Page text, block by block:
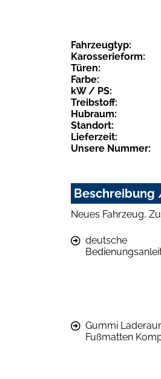
Fahrzeugtyp:
Karosserieform:
Türen:
Farbe:
kW / PS:
Treibstoff:
Hubraum:
Standort:
Lieferzeit:
Unsere Nummer:
Neues Fahrzeug,
deutsche
Gummi
Fußmatten